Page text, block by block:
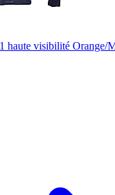
haute visibilité Orange/